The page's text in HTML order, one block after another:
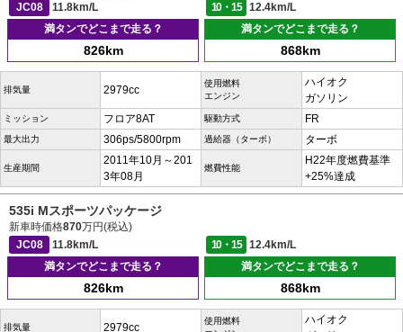
JC08
11.8km/L 10・15
12.4km/L
満タンでどこまで走る？
826km
満タンでどこまで走る？
868km
排気量 2979cc
使用燃料
エンジン
ハイオク
ガソリン
ミッション フロア8AT 駆動方式 FR
最大出力 306ps/5800rpm 過給器（ターボ） ターボ
生産期間
2011年10月～201
3年08月
燃費性能
H22年度燃費基準
+25%達成
535i Mスポーツパッケージ
新車時価格870万円(税込)
JC08
11.8km/L 10・15
12.4km/L
満タンでどこまで走る？
826km
満タンでどこまで走る？
868km
排気量 2979cc
使用燃料
ハイオク